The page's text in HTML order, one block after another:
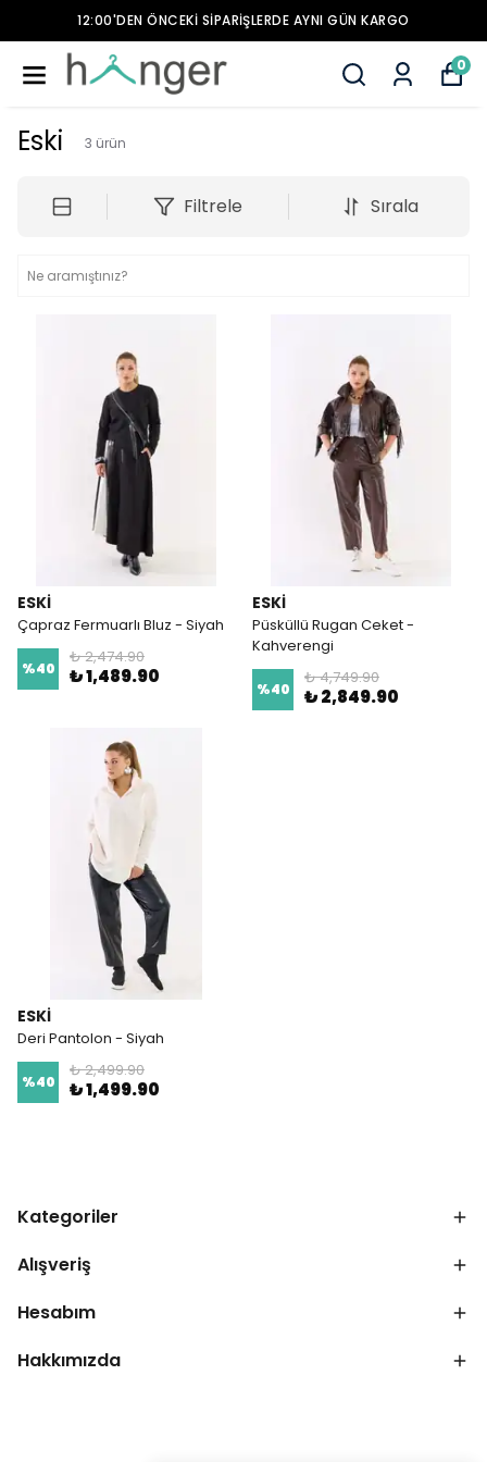
12:00'DEN ÖNCEKİ SİPARİŞLERDE AYNI GÜN KARGO
0
Eski 3 ürün
Filtrele Sırala
ESKI
Çapraz Fermuarlı Bluz - Siyah
%40
₺ 2,474.90
₺ 1,489.90
ESKI
Püsküllü Rugan Ceket -
Kahverengi
%40
₺ 4,749.90
₺ 2,849.90
ESKI
Deri Pantolon - Siyah
%40
₺ 2,499.90
₺ 1,499.90
Kategoriler
Alışveriş
Hesabım
Hakkımızda